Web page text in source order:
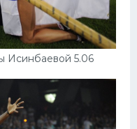
Исинбаевой 5.06